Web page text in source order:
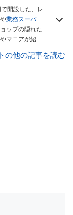
開設した、レ
や業務スーパ
ップの隠れた
マニアが紹介
。毎日トレン
の他の記事を読む